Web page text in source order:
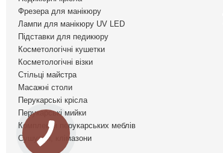
Фрезера для манікюру
Лампи для манікюру UV LED
Підставки для педикюру
Косметологічні кушетки
Косметологічні візки
Стільці майстра
Масажні столи
Перукарські крісла
Перукарські мийки
Комплекти перукарських меблів
Сушуари, клімазони